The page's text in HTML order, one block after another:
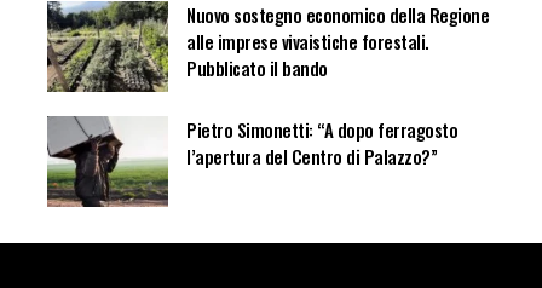
Nuovo sostegno economico della Regione
alle imprese vivaistiche forestali.
Pubblicato il bando
Pietro Simonetti: “A dopo ferragosto
l’apertura del Centro di Palazzo?”